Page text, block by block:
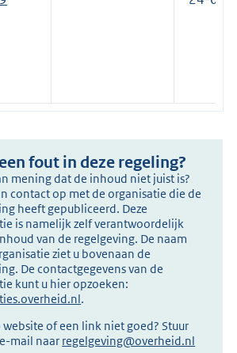
fout in deze regeling?
mening dat de inhoud niet juist is?
contact op met de organisatie die de
heeft gepubliceerd. Deze
is namelijk zelf verantwoordelijk
van de regelgeving. De naam
ziet u bovenaan de
De contactgegevens van de
kunt u hier opzoeken:
.
website of een link niet goed? Stuur
mail naar regelgeving@overheid.nl